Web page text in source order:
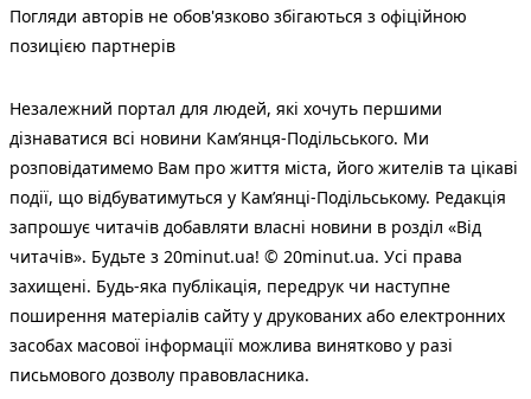
Погляди авторів не обов'язково збігаються з офіційною
позицією партнерів
Незалежний портал для людей, які хочуть першими
дізнаватися всі новини Кам’янця-Подільського. Ми
розповідатимемо Вам про життя міста, його жителів та цікаві
події, що відбуватимуться у Кам’янці-Подільському. Редакція
запрошує читачів добавляти власні новини в розділ «Від
читачів». Будьте з 20minut.ua! © 20minut.ua. Усі права
захищені. Будь-яка публiкацiя, передрук чи наступне
поширення матеріалів сайту у друкованих або електронних
засобах масової інформації можлива винятково у разі
письмового дозволу правовласника.